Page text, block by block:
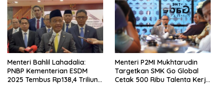
Menteri Bahlil Lahadalia:
PNBP Kementerian ESDM
2025 Tembus Rp138,4 Triliun,
Menteri P2MI Mukhtarudin
Targetkan SMK Go Global
Cetak 500 Ribu Talenta Kerja